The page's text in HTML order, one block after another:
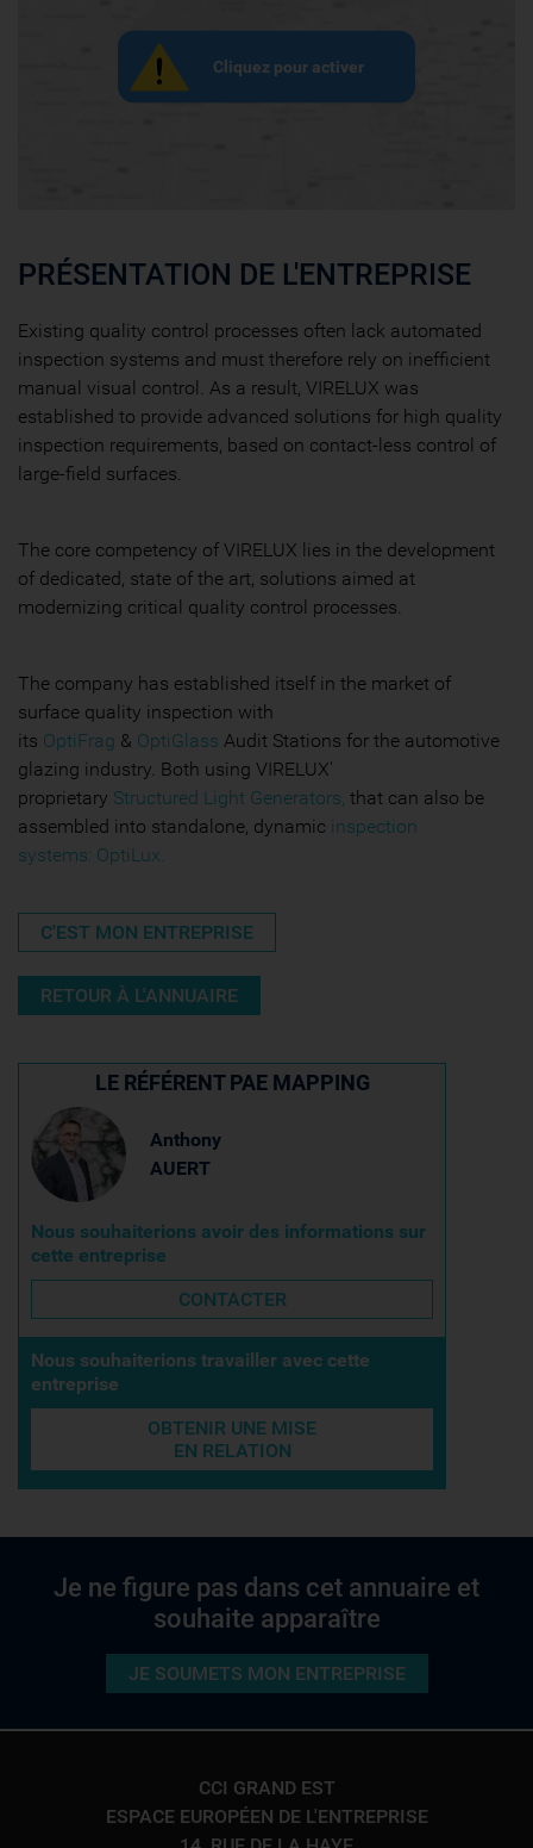
Cliquez pour activer
PRÉSENTATION DE L'ENTREPRISE
Existing quality control processes often lack automated
inspection systems and must therefore rely on inefficient
manual visual control. As a result, VIRELUX was
established to provide advanced solutions for high quality
inspection requirements, based on contact-less control of
large-field surfaces.
The core competency of VIRELUX lies in the development
of dedicated, state of the art, solutions aimed at
modernizing critical quality control processes.
The company has established itself in the market of
surface quality inspection with
its OptiFrag & OptiGlass Audit Stations for the automotive
glazing industry. Both using VIRELUX'
proprietary Structured Light Generators, that can also be
assembled into standalone, dynamic inspection
systems: OptiLux.
C'EST MON ENTREPRISE
RETOUR À L'ANNUAIRE
LE RÉFÉRENT PAE MAPPING
Anthony
AUERT
Nous souhaiterions avoir des informations sur
cette entreprise
CONTACTER
Nous souhaiterions travailler avec cette
entreprise
OBTENIR UNE MISE
EN RELATION
Je ne figure pas dans cet annuaire et
souhaite apparaître
JE SOUMETS MON ENTREPRISE
CCI GRAND EST
ESPACE EUROPÉEN DE L'ENTREPRISE